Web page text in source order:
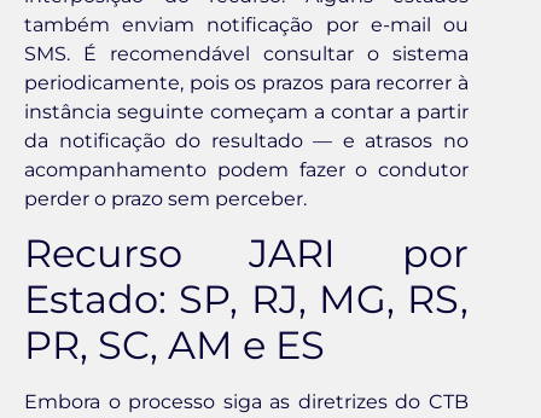
também enviam notificação por e-mail ou
SMS. É recomendável consultar o sistema
periodicamente, pois os prazos para recorrer à
instância seguinte começam a contar a partir
da notificação do resultado — e atrasos no
acompanhamento podem fazer o condutor
perder o prazo sem perceber.
Recurso JARI por
Estado: SP, RJ, MG, RS,
PR, SC, AM e ES
Embora o processo siga as diretrizes do CTB